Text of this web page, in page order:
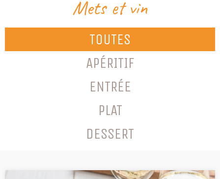
Mets et vin
TOUTES
APÉRITIF
ENTRÉE
PLAT
DESSERT